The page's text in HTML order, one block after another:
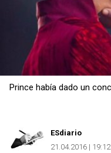
Prince había dado un
ESdiario
21.04.2016 | 19:12